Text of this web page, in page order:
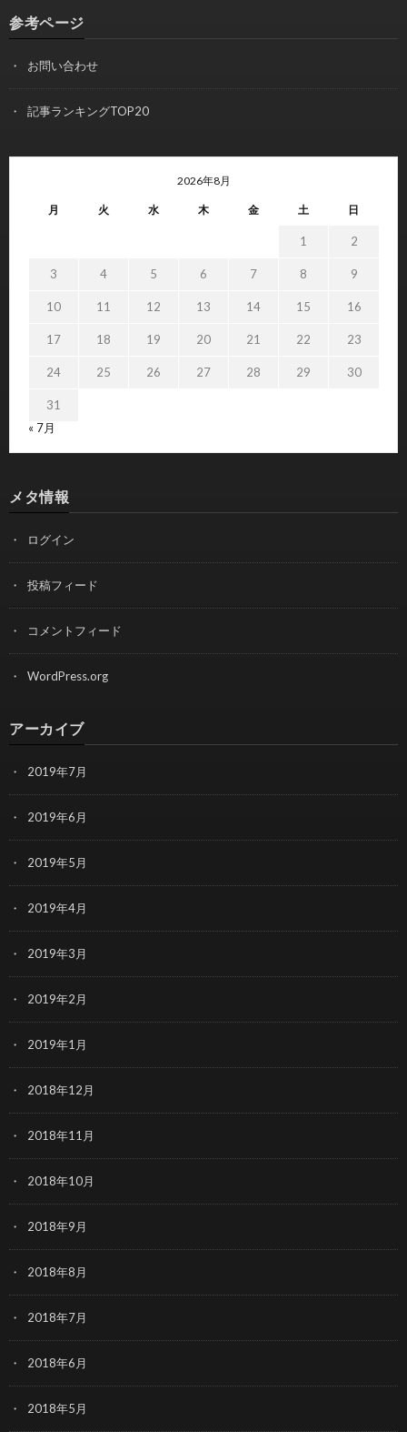
参考ページ
お問い合わせ
記事ランキングTOP20
2026年8月
月 火 水 木 金 土 日
1 2
3 4 5 6 7 8 9
10 11 12 13 14 15 16
17 18 19 20 21 22 23
24 25 26 27 28 29 30
31
« 7月
メタ情報
ログイン
投稿フィード
コメントフィード
WordPress.org
アーカイブ
2019年7月
2019年6月
2019年5月
2019年4月
2019年3月
2019年2月
2019年1月
2018年12月
2018年11月
2018年10月
2018年9月
2018年8月
2018年7月
2018年6月
2018年5月